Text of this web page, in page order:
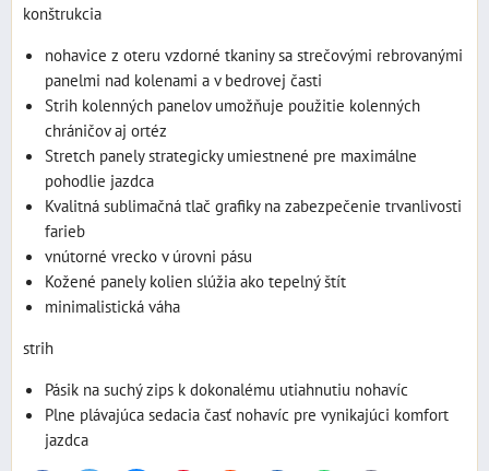
konštrukcia
nohavice z oteru vzdorné tkaniny sa strečovými rebrovanými
panelmi nad kolenami a v bedrovej časti
Strih kolenných panelov umožňuje použitie kolenných
chráničov aj ortéz
Stretch panely strategicky umiestnené pre maximálne
pohodlie jazdca
Kvalitná sublimačná tlač grafiky na zabezpečenie trvanlivosti
farieb
vnútorné vrecko v úrovni pásu
Kožené panely kolien slúžia ako tepelný štít
minimalistická váha
strih
Pásik na suchý zips k dokonalému utiahnutiu nohavíc
Plne plávajúca sedacia časť nohavíc pre vynikajúci komfort
jazdca